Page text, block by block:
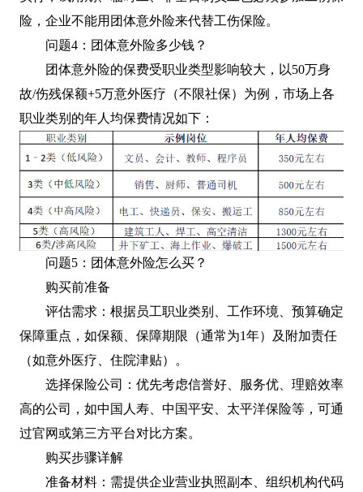
险，企业不能用团体意外险来代替工伤保险。
问题4：团体意外险多少钱？
团体意外险的保费受职业类型影响较大，以50万身
故/伤残保额+5万意外医疗（不限社保）为例，市场上各
职业类别的年人均保费情况如下：
问题5：团体意外险怎么买？
购买前准备
‌评估需求‌：根据员工职业类别、工作环境、预算确定
保障重点，如保额、保障期限（通常为1年）及附加责任
（如意外医疗、住院津贴）。
‌选择保险公司‌：优先考虑信誉好、服务优、理赔效率
高的公司，如中国人寿、中国平安、太平洋保险等，可通
过官网或第三方平台对比方案。
购买步骤详解
‌准备材料‌：需提供企业营业执照副本、组织机构代码